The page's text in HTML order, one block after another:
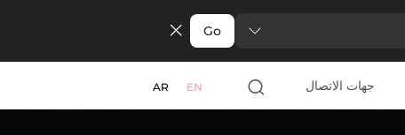
Go
جهات الاتصال EN
AR